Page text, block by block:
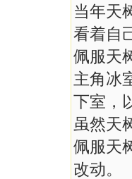
当年天
看着自
佩服天
主角冰
下室，
虽然天
佩服天
改动。